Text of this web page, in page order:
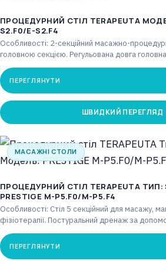
ПРОЦЕДУРНИЙ СТІЛ TERAPEUTA
S2.F0/E-S2.F4
Особливості: 2-секційний масажно-
головною секцією. Регульована довга
+85°…
ПЕРЕГЛЯНУТИ
ШВИДКИЙ ПЕРЕГЛЯД
МАСАЖНІ СТОЛИ
ПРОЦЕДУРНИЙ СТІЛ TERAPEUTA ТИП: SCM-5
PRESTIGE М-P5.F0/М-P5.F4
Особливості: Стіл 5 секційний для масажу,
фізіотерапії. Постуральний дренаж за
що керується…
ПЕРЕГЛЯНУТИ